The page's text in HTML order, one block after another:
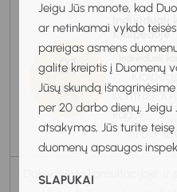
Jeigu Jūs manote, kad
ar netinkamai vykdo
pareigas asmens
galite kreiptis į Duomenų
Jūsų skundą
per 20 darbo dienų. Jeigu
atsakymas, Jūs turite
duomenų apsaugos
SLAPUKAI
21
Rugpjūtis
2026
Individuali
Klaipėdoje
Individuali
centras
kab.
11:00-
Dalyvaukite konsultacijoje ir